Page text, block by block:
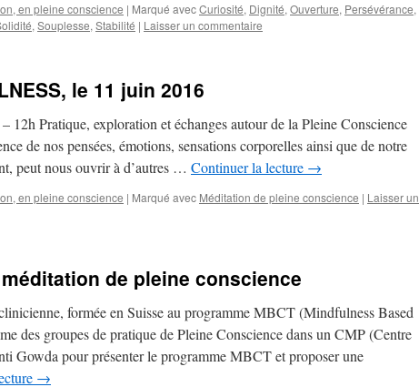
en pleine conscience | Marqué avecCuriosité, Dignité, Ouverture, Persévérance,
, Souplesse, Stabilité | Laisser un commentaire
le 11 juin 2016
12h Pratique, exploration et échanges autour de la Pleine Conscience
de nos pensées, émotions, sensations corporelles ainsi que de notre
peut nous ouvrir à d’autres … Continuer la lecture →
en pleine conscience | Marqué avec Méditation de pleine conscience | Laisser un
méditation de pleine conscience
formée en Suisse au programme MBCT (Mindfulness Based
des groupes de pratique de Pleine Conscience dans un CMP (Centre
Gowda pour présenter le programme MBCT et proposer une
→